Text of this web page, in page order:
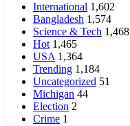
International 1,602
Bangladesh 1,574
Science & Tech 1,468
Hot 1,465
USA 1,364
Trending 1,184
Uncategorized 51
Michigan 44
Election 2
Crime 1